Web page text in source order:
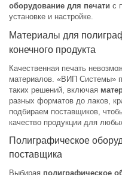
оборудование для печати с
установке и настройке.
Материалы для
конечного продукта
Качественная печать
материалов. «ВИП Системы»
таких решений, включая
разных форматов до лаков,
подбираем поставщиков,
качество продукции для
Полиграфическое
поставщика
Выбирая полиграфическое